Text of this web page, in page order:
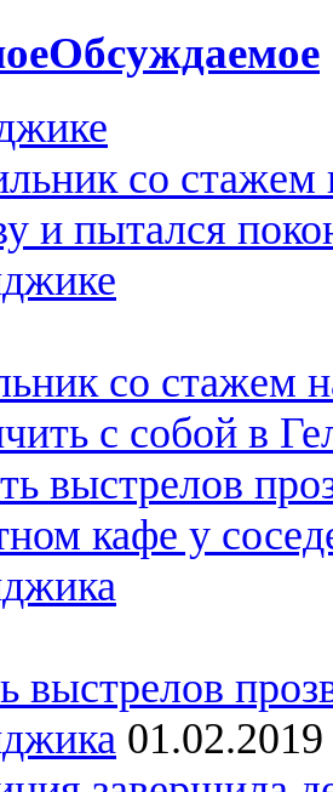
Обсуждаемое
со стажем
с собой в
выстрелов
01.02.2019